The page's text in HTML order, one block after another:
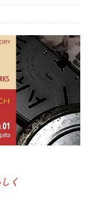
く